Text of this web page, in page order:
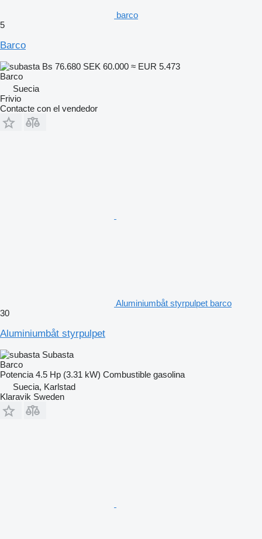
barco
5
Barco
Bs 76.680 SEK 60.000 ≈ EUR 5.473
Barco
Suecia
Frivio
Contacte con el vendedor
Aluminiumbåt styrpulpet barco
30
Aluminiumbåt styrpulpet
Subasta
Barco
Potencia 4.5 Hp (3.31 kW) Combustible gasolina
Suecia, Karlstad
Klaravik Sweden